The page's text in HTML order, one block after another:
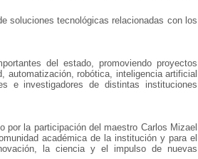
soluciones tecnológicas relacionadas con los
del estado, promoviendo proyectos
automatización, robótica, inteligencia artificial
e investigadores de distintas instituciones
por la participación del maestro Carlos Mizael
académica de la institución y para el
la ciencia y el impulso de nuevas